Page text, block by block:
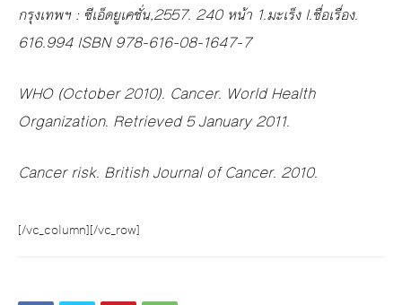
กรุงเทพฯ : ซีเอ็ดยูเคชั่น,2557. 240 หน้า 1.มะเร็ง I.ชื่อเรื่อง.
616.994 ISBN 978-616-08-1647-7
WHO (October 2010). Cancer. World Health
Organization. Retrieved 5 January 2011.
Cancer risk. British Journal of Cancer. 2010.
[/vc_column][/vc_row]